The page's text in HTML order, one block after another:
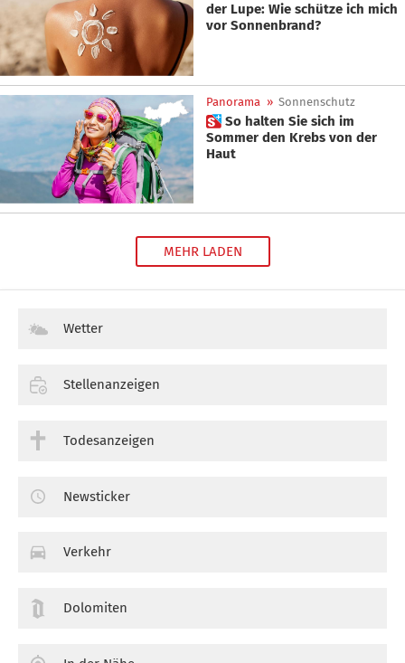
der Lupe: Wie schütze ich mich
vor Sonnenbrand?
Panorama » Sonnenschutz
 So halten Sie sich im
Sommer den Krebs von der
Haut
MEHR LADEN
Wetter
Stellenanzeigen
Todesanzeigen
Newsticker
Verkehr
Dolomiten